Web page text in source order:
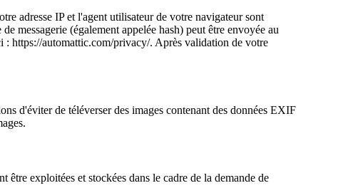
adresse IP et l'agent utilisateur de votre navigateur sont
messagerie (également appelée hash) peut être envoyée au
https://automattic.com/privacy/. Après validation de votre
d'éviter de téléverser des images contenant des données EXIF
exploitées et stockées dans le cadre de la demande de